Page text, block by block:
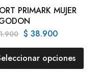
PRIMARK MUJER
$ 38.900
opciones